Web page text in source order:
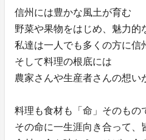
信州には豊かな風土が育む
野菜や果物をはじめ、魅力的
私達は一人でも多くの方に信
そして料理の根底には
農家さんや生産者さんの想い
料理も食材も「命」そのもの
その命に一生涯向き合って、